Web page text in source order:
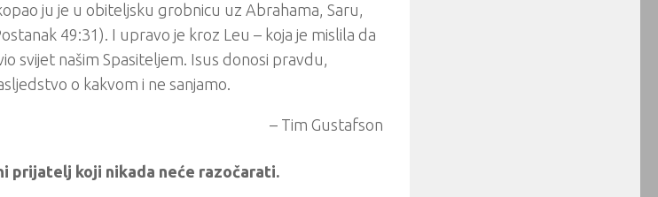
ju je u obiteljsku grobnicu uz Abrahama, Saru,
49:31). I upravo je kroz Leu – koja je mislila da
svijet našim Spasiteljem. Isus donosi pravdu,
o kakvom i ne sanjamo.
– Tim Gustafson
prijatelj koji nikada neće razočarati.